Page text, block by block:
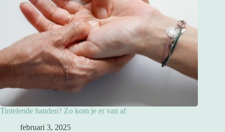
Tintelende handen? Zo kom je er van af
februari 3, 2025